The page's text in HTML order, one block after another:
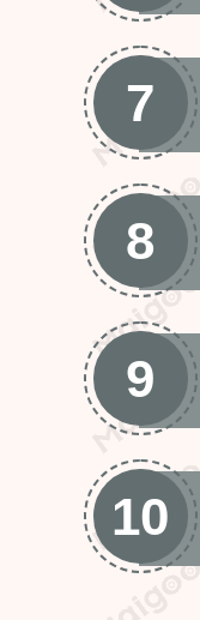
7
8
9
10